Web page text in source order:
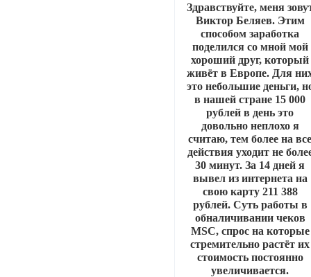
Здравствуйте, меня
Виктор Беляев. Этим
способом заработка
поделился со мной мой
хороший друг, который
живёт в Европе. Для
это небольшие деньги,
в нашей стране 15 000
рублей в день это
довольно неплохо я
считаю, тем более на
действия уходит не
30 минут. За 14 дней я
вывел из интернета на
свою карту 211 388
рублей. Суть работы в
обналичивании чеков
MSC, спрос на которые
стремительно растёт их
стоимость постоянно
увеличивается.